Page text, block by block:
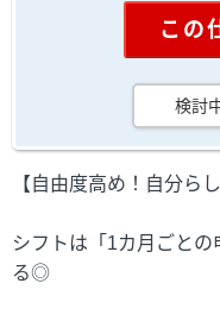
この
検討
【自由度高め！自分ら
シフトは「1カ月ごと
る◎